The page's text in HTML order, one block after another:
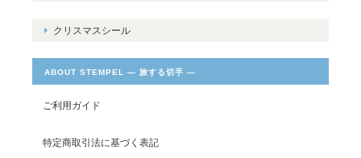
クリスマスシール
ABOUT STEMPEL ― 旅する切手 ―
ご利用ガイド
特定商取引法に基づく表記